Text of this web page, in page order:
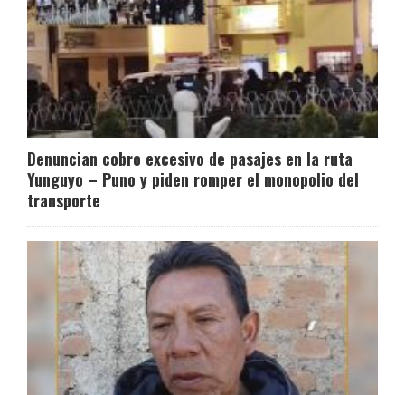
Denuncian cobro excesivo de pasajes en la ruta
Yunguyo – Puno y piden romper el monopolio del
transporte